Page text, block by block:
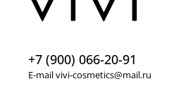
+7 (900) 066-20-91
E-mail vivi-cosmetics@mail.ru